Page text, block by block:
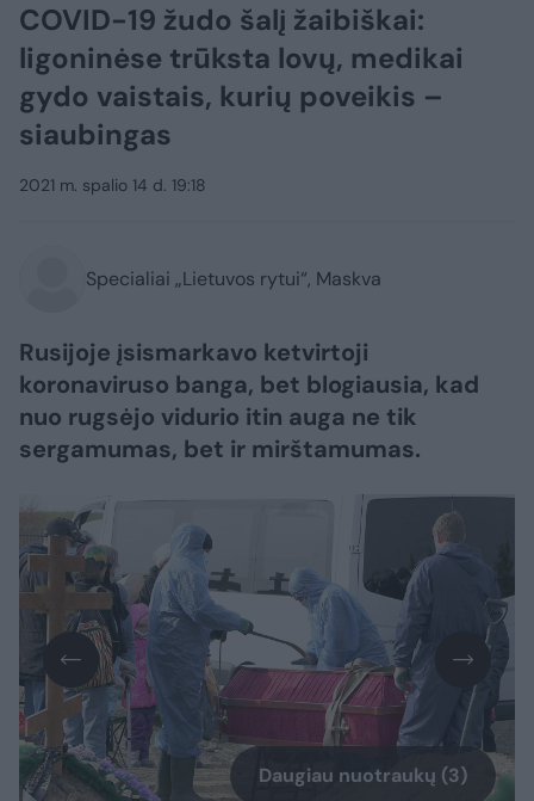
COVID-19 žudo šalį žaibiškai:
ligoninėse trūksta lovų, medikai
gydo vaistais, kurių poveikis –
siaubingas
2021 m. spalio 14 d. 19:18
Specialiai „Lietuvos rytui“, Maskva
Rusijoje įsismarkavo ketvirtoji
koronaviruso banga, bet blogiausia, kad
nuo rugsėjo vidurio itin auga ne tik
sergamumas, bet ir mirštamumas.
Daugiau nuotraukų (3)